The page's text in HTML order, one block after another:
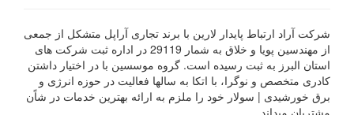
شرکت آراد ارتباط پایدار لارین با برند تجاری آراپل متشکل از جمعی
از مهندسین پویا و خلاق به شمار 29119 در اداره ثبت شرکت های
استان البرز به ثبت رسیده است. گروه موسسین با در اختیار داشتن
کادری متخصص و نوگرا، با اتکا به سالها فعالیت در حوزه انرژی و
برق خورشیدی | سولار خود را ملزم به ارائه بهترین خدمات در شاًن
مشتریان میداند.